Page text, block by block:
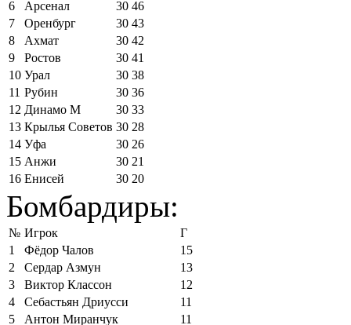
6
Арсенал 30 46
7
Оренбург 30 43
8
Ахмат 30 42
9
Ростов 30 41
10 Урал 30 38
11 Рубин 30 36
12 Динамо М 30 33
13 Крылья Советов 30 28
14 Уфа 30 26
15 Анжи 30 21
16 Енисей 30 20
Бомбардиры:
№ Игрок
Г
1
Фёдор Чалов
15
2
Сердар Азмун
13
3
Виктор Классон
12
4
Себастьян Дриусси
11
5
Антон Миранчук
11